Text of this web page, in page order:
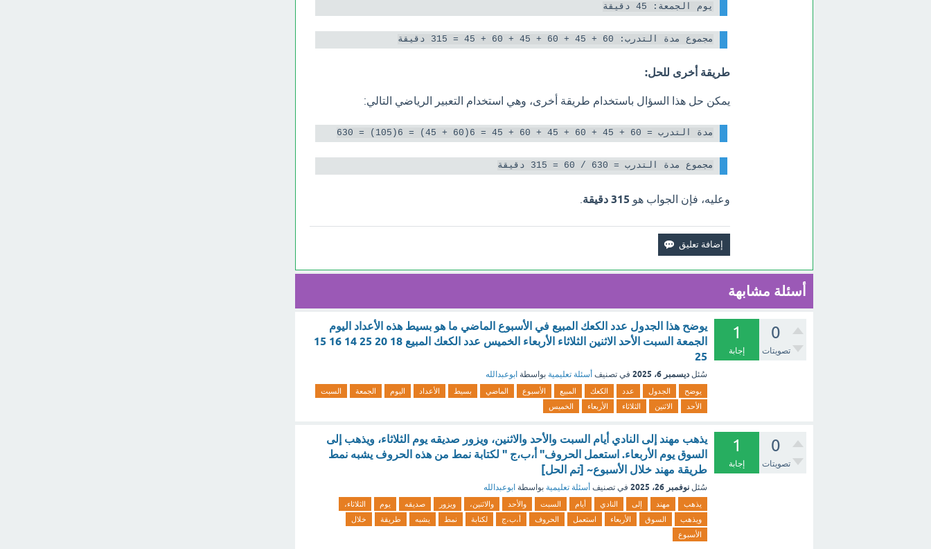
يوم الجمعة: 45 دقيقة
مجموع مدة التدرب: 60 + 45 + 60 + 45 + 60 + 45 = 315 دقيقة
طريقة أخرى للحل:
يمكن حل هذا السؤال باستخدام طريقة أخرى، وهي استخدام التعبير الرياضي التالي:
مدة التدرب = 60 + 45 + 60 + 45 + 60 + 45 = 6(60 + 45) = 6(105) = 630
مجموع مدة التدرب = 630 / 60 = 315 دقيقة
وعليه، فإن الجواب هو 315 دقيقة
أسئلة مشابهة
0
تصويتات
1
إجابة
‏يوضح هذا الجدول عدد الكعك المبيع في الأسبوع الماضي ما هو بسيط هذه الأعداد ‏اليوم
الجمعة السبت الأحد الاثنين الثلاثاء الأربعاء الخميس عدد الكعك المبيع 18 20 25 14 16 15
25
سُئل ديسمبر 6، 2025 في تصنيف أسئلة تعليمية بواسطة ابوعبدالله
يوضح الجدول عدد الكعك المبيع الأسبوع الماضي بسيط الأعداد اليوم الجمعة
السبت
الأحد
الاثنين الثلاثاء الأربعاء الخميس
0
تصويتات
1
إجابة
يذهب مهند إلى النادي أيام السبت والأحد والاثنين، ويزور صديقه يوم الثلاثاء، ويذهب إلى
السوق يوم الأربعاء. استعمل الحروف" أ،ب،ج " لكتابة نمط من هذه الحروف يشبه نمط
طريقة مهند خلال الأسبوع~ [تم الحل]
سُئل نوفمبر 26، 2025 في تصنيف أسئلة تعليمية بواسطة ابوعبدالله
يذهب مهند إلى النادي أيام السبت والأحد والاثنين، ويزور صديقه يوم
الثلاثاء،
ويذهب
السوق الأربعاء استعمل الحروف أ،ب،ج لكتابة نمط يشبه طريقة
خلال
الأسبوع